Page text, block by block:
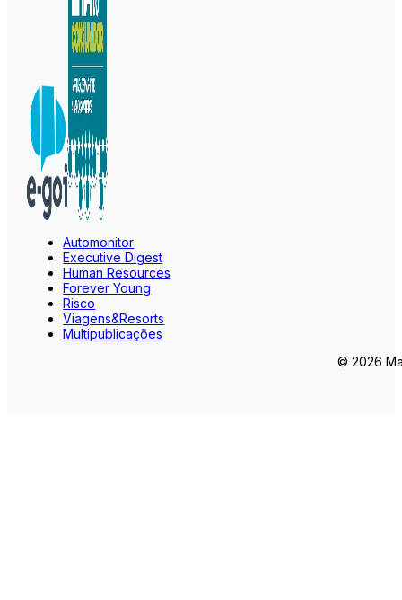
Automonitor
Executive Digest
Human Resources
Forever Young
Risco
Viagens&Resorts
Multipublicações
© 2026